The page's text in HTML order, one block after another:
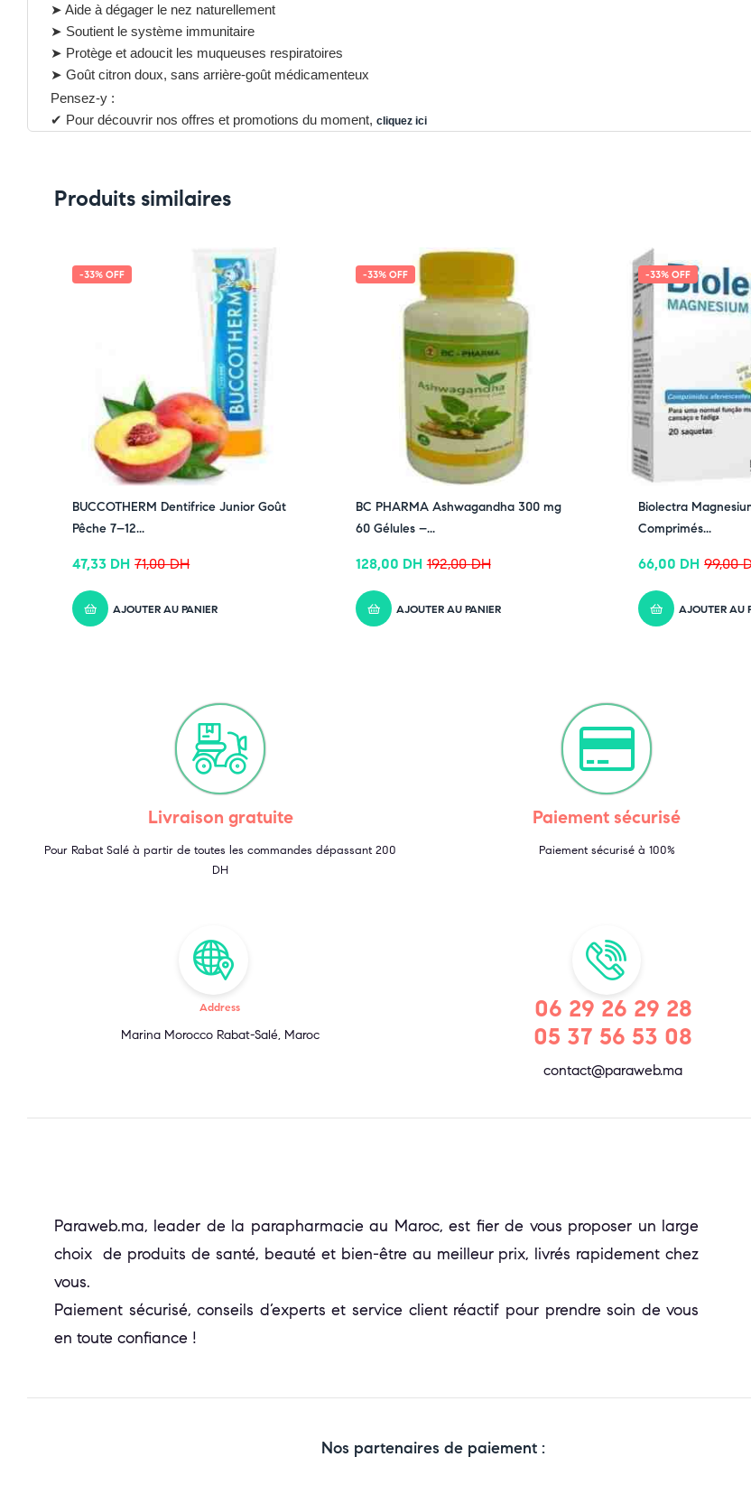
➤ Aide à dégager le nez naturellement
➤ Soutient le système immunitaire
➤ Protège et adoucit les muqueuses respiratoires
➤ Goût citron doux, sans arrière-goût médicamenteux
Pensez-y :
✔ Pour découvrir nos offres et promotions du moment, cliquez ici
Produits similaires
-33% OFF
BUCCOTHERM Dentifrice Junior Goût
Pêche 7–12...
71,00DH
47,33 DH
AJOUTER AU PANIER
-33% OFF
BC PHARMA Ashwagandha 300 mg
60 Gélules –...
192,00DH
128,00 DH
AJOUTER AU PANIER
-33% OFF
Biolectra
Comprimés...
99,00
66,00 DH
AJOUTER AU
Livraison gratuite
Pour Rabat Salé à partir de toutes les commandes dépassant 200
DH
Paiement sécurisé
Paiement sécurisé à 100%
Address
Marina Morocco Rabat-Salé, Maroc
06 29 26 29 28
05 37 56 53 08
contact@paraweb.ma
Paraweb.ma, leader de la parapharmacie au Maroc, est fier de vous proposer un large
choix de produits de santé, beauté et bien-être au meilleur prix, livrés rapidement chez
vous.
Paiement sécurisé, conseils d’experts et service client réactif pour prendre soin de vous
en toute confiance !
Nos partenaires de paiement :